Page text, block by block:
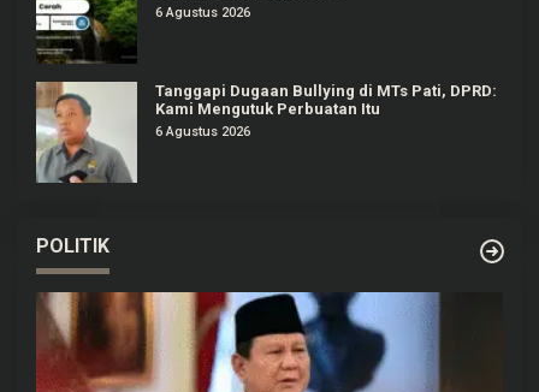
6 Agustus 2026
Tanggapi Dugaan Bullying di MTs Pati, DPRD:
Kami Mengutuk Perbuatan Itu
6 Agustus 2026
POLITIK